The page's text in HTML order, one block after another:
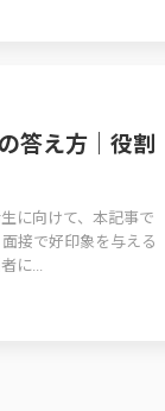
答え方｜役割
に向けて、本記事で
接で好印象を与える
に...